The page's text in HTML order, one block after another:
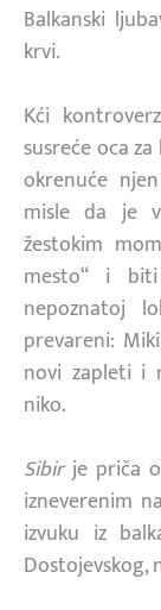
Balkanski
krvi.
Kći
susreće oca
okrenuće
misle da je
žestokim
mesto“ i
nepoznatoj
prevareni:
novi zapleti i
niko.
Sibirje priča o
izneverenim
izvuku iz
Dostojevskog,